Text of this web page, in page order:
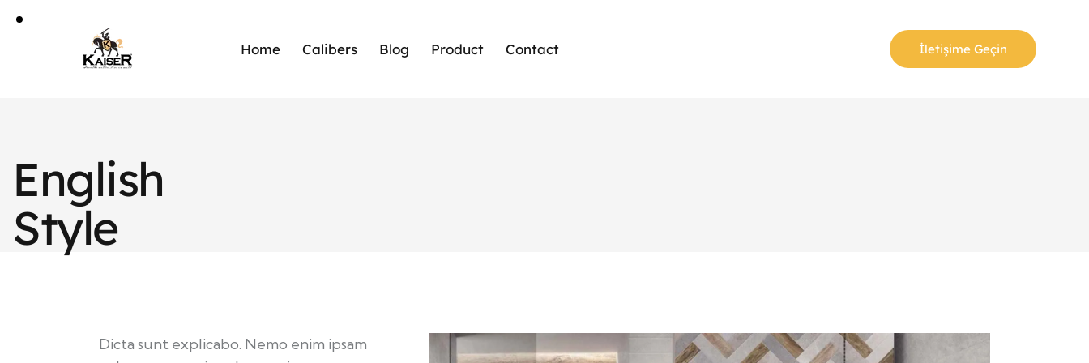
Home Calibers Blog Product Contact İletişime Geçin
English
Style
Dicta sunt explicabo. Nemo enim ipsam